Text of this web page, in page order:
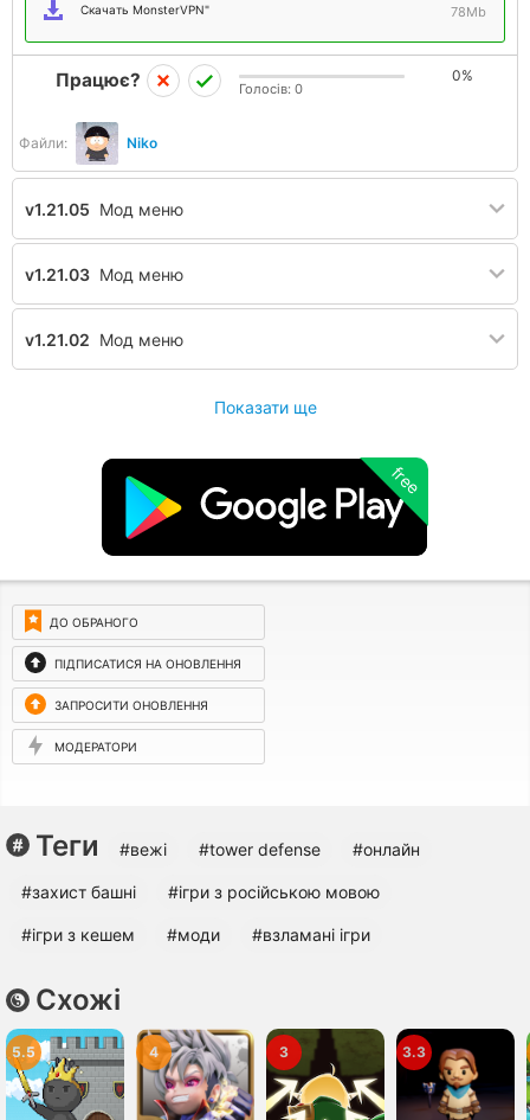
Скачать MonsterVPN" 78Mb
Файли: Niko
Працює? 0%
Голосів: 0
v1.21.05 Мод меню
v1.21.03 Мод меню
v1.21.02 Мод меню
Показати ще
free
ДО ОБРАНОГО
ПІДПИСАТИСЯ НА ОНОВЛЕННЯ
ЗАПРОСИТИ ОНОВЛЕННЯ
МОДЕРАТОРИ
Теги #вежі #tower defense #онлайн
#захист башні #ігри з російською мовою
#ігри з кешем #моди #взламані ігри
Схожі
5.5 4 3 3.3